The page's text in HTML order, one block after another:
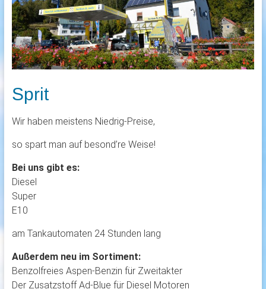
Sprit
Wir haben meistens Niedrig-Preise,
so spart man auf besond’re Weise!
Bei uns gibt es:
Diesel
Super
E10
am Tankautomaten 24 Stunden lang
Außerdem neu im Sortiment:
Benzolfreies Aspen-Benzin für Zweitakter
Der Zusatzstoff Ad-Blue für Diesel Motoren